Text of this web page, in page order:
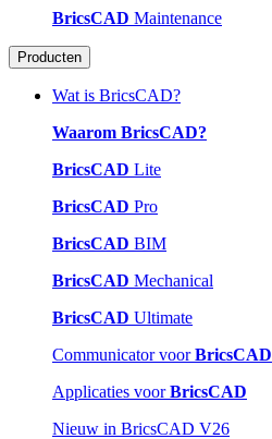
BricsCAD Maintenance
Producten
Wat is BricsCAD?
Waarom BricsCAD?
BricsCAD Lite
BricsCAD Pro
BricsCAD BIM
BricsCAD Mechanical
BricsCAD Ultimate
Communicator voorBricsCAD
Applicaties voorBricsCAD
Nieuw in BricsCAD V26